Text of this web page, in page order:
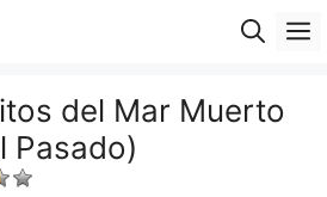
del Mar Muerto
Pasado)